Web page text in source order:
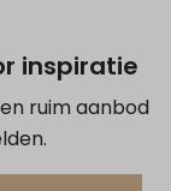
inspiratie
ruim aanbod